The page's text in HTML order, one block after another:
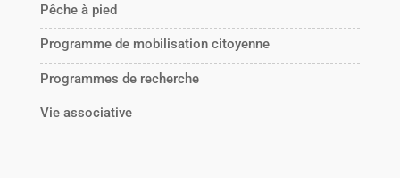
Pêche à pied
Programme de mobilisation citoyenne
Programmes de recherche
Vie associative